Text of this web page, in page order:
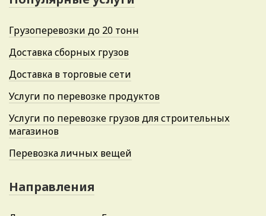
Грузоперевозки до 20 тонн
Доставка сборных грузов
Доставка в торговые сети
Услуги по перевозке продуктов
Услуги по перевозке грузов для строительных
магазинов
Перевозка личных вещей
Направления